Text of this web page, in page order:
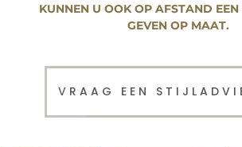
KUNNEN U OOK OP AFSTAND
GEVEN OP MAAT.
VRAAG EEN